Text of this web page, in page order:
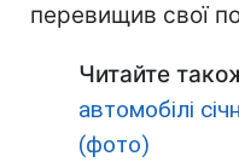
перевищив свої
Читайте
автомобілі
(фото)